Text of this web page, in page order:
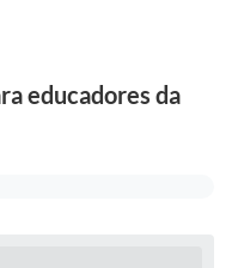
educadores da